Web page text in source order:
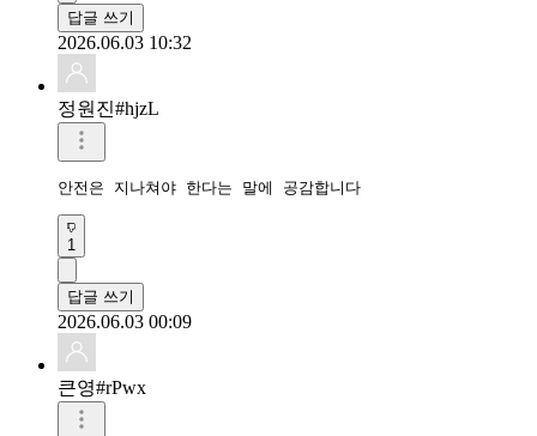
답글 쓰기
2026.06.03 10:32
정원진#hjzL
안전은 지나쳐야 한다는 말에 공감합니다
1
답글 쓰기
2026.06.03 00:09
큰영#rPwx